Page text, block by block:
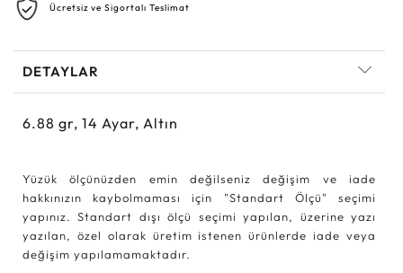
Ücretsiz ve Sigortalı Teslimat
DETAYLAR
6.88 gr, 14 Ayar, Altın
Yüzük ölçünüzden emin değilseniz değişim ve iade
hakkınızın kaybolmaması için "Standart Ölçü" seçimi
yapınız. Standart dışı ölçü seçimi yapılan, üzerine yazı
yazılan, özel olarak üretim istenen ürünlerde iade veya
değişim yapılamamaktadır.